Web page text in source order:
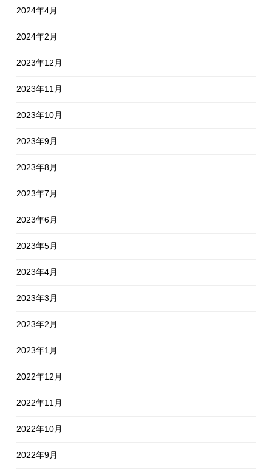
2024年4月
2024年2月
2023年12月
2023年11月
2023年10月
2023年9月
2023年8月
2023年7月
2023年6月
2023年5月
2023年4月
2023年3月
2023年2月
2023年1月
2022年12月
2022年11月
2022年10月
2022年9月